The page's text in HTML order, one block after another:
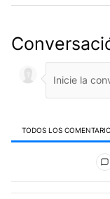
TODOS LOS
Todos los